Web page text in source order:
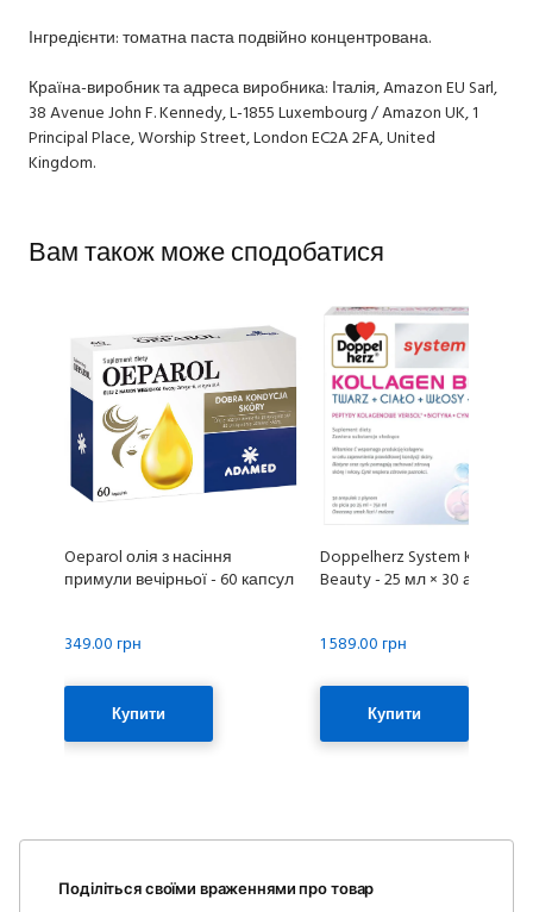
Інгредієнти: томатна паста подвійно концентрована.
Країна-виробник та адреса виробника: Італія, Amazon EU Sarl,
38 Avenue John F. Kennedy, L-1855 Luxembourg / Amazon UK, 1
Principal Place, Worship Street, London EC2A 2FA, United
Kingdom.
Вам також може сподобатися
Oeparol олія з насіння
примули вечірньої - 60 капсул
349.00 грн
Купити
Doppelherz System Kollagen
Beauty - 25 мл × 30 ампул
1 589.00 грн
Купити
Поділіться своїми враженнями про товар